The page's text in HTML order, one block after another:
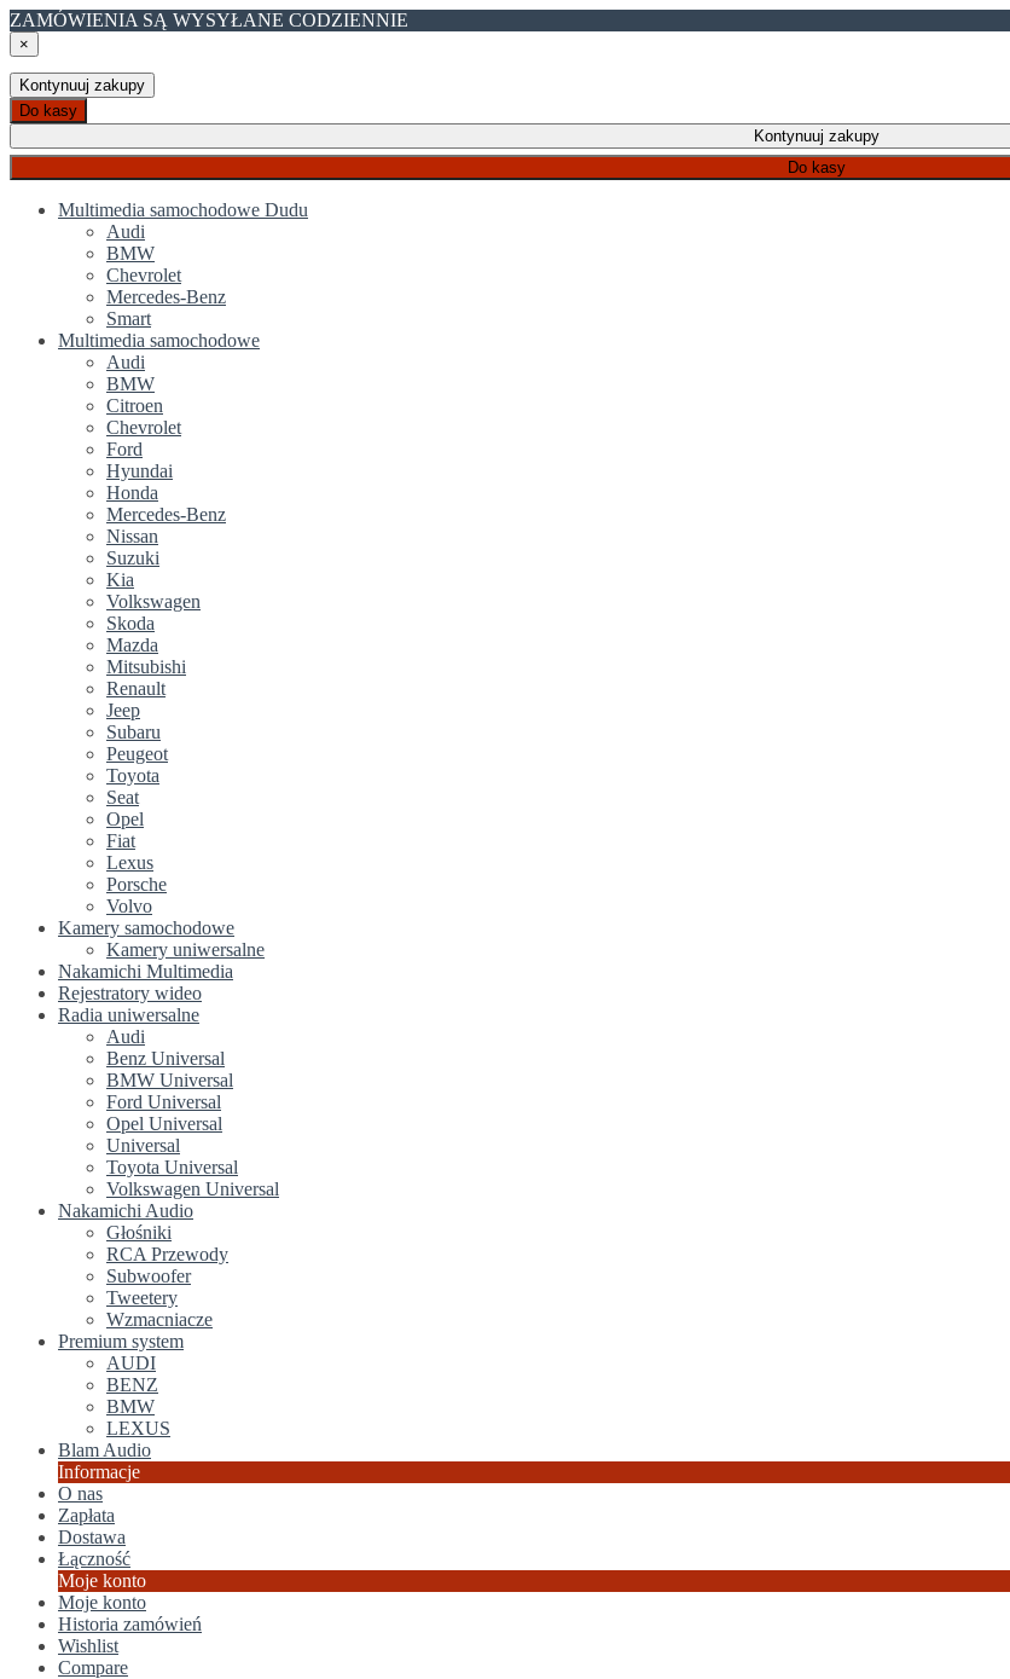
ZAMÓWIENIA SĄ WYSYŁANE CODZIENNIE
×
Kontynuuj zakupy
Do kasy
Kontynuuj zakupy
Do kasy
Multimedia samochodowe Dudu
Audi
BMW
Chevrolet
Mercedes-Benz
Smart
Multimedia samochodowe
Audi
BMW
Citroen
Chevrolet
Ford
Hyundai
Honda
Mercedes-Benz
Nissan
Suzuki
Kia
Volkswagen
Skoda
Mazda
Mitsubishi
Renault
Jeep
Subaru
Peugeot
Toyota
Seat
Opel
Fiat
Lexus
Porsche
Volvo
Kamery samochodowe
Kamery uniwersalne
Nakamichi Multimedia
Rejestratory wideo
Radia uniwersalne
Audi
Benz Universal
BMW Universal
Ford Universal
Opel Universal
Universal
Toyota Universal
Volkswagen Universal
Nakamichi Audio
Głośniki
RCA Przewody
Subwoofer
Tweetery
Wzmacniacze
Premium system
AUDI
BENZ
BMW
LEXUS
Blam Audio
Informacje
O nas
Zapłata
Dostawa
Łączność
Moje konto
Moje konto
Historia zamówień
Wishlist
Compare